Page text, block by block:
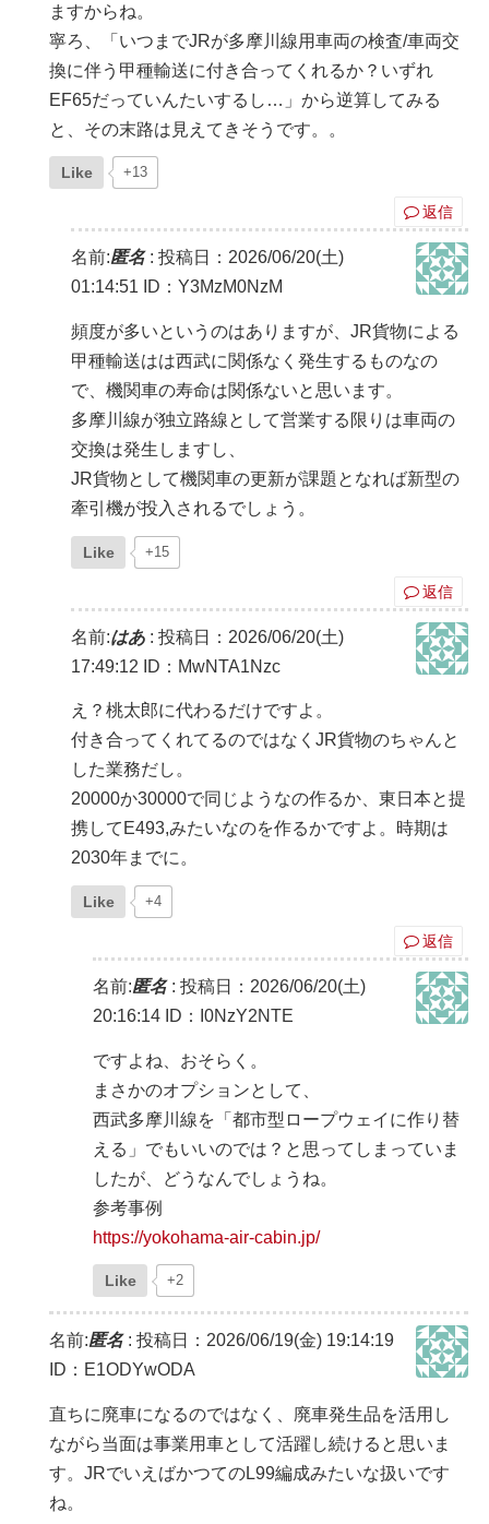
ますからね。
寧ろ、「いつまでJRが多摩川線用車両の検査/車両交
換に伴う甲種輸送に付き合ってくれるか？いずれ
EF65だっていんたいするし…」から逆算してみる
と、その末路は見えてきそうです。。
Like +13
返信
名前:匿名: 投稿日：2026/06/20(土)
01:14:51
ID：Y3MzM0NzM
頻度が多いというのはありますが、JR貨物による
甲種輸送はは西武に関係なく発生するものなの
で、機関車の寿命は関係ないと思います。
多摩川線が独立路線として営業する限りは車両の
交換は発生しますし、
JR貨物として機関車の更新が課題となれば新型の
牽引機が投入されるでしょう。
Like +15
返信
名前:はあ : 投稿日：2026/06/20(土)
17:49:12
ID：MwNTA1Nzc
え？桃太郎に代わるだけですよ。
付き合ってくれてるのではなくJR貨物のちゃんと
した業務だし。
20000か30000で同じようなの作るか、東日本と提
携してE493,みたいなのを作るかですよ。時期は
2030年までに。
Like +4
返信
名前:匿名: 投稿日：2026/06/20(土)
20:16:14 ID：I0NzY2NTE
ですよね、おそらく。
まさかのオプションとして、
西武多摩川線を「都市型ロープウェイに作り替
える」でもいいのでは？と思ってしまっていま
したが、どうなんでしょうね。
参考事例
https://yokohama-air-cabin.jp/
Like +2
名前:匿名: 投稿日：2026/06/19(金) 19:14:19
ID：E1ODYwODA
直ちに廃車になるのではなく、廃車発生品を活用し
ながら当面は事業用車として活躍し続けると思いま
す。JRでいえばかつてのL99編成みたいな扱いです
ね。